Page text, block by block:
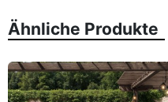
Ähnliche Produkte